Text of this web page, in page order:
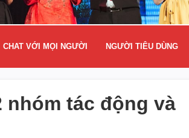
CHAT VỚI MỌI NGƯỜI NGƯỜI TIÊU DÙNG
nhóm tác động và